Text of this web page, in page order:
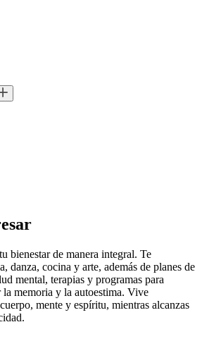
bienestar de manera integral. Te
danza, cocina y arte, además de planes de
mental, terapias y programas para
la memoria y la autoestima. Vive
mente y espíritu, mientras alcanzas